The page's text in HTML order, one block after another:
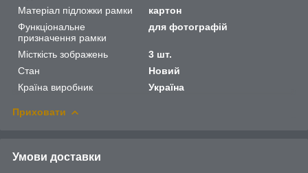
Матеріал підложки рамки
картон
Функціональне
призначення рамки
для фотографій
Місткість зображень
3 шт.
Стан
Новий
Країна виробник
Україна
Приховати
Умови доставки